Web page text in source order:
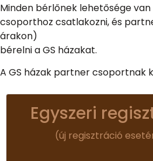
Minden bérlőnek lehetősége
csoporthoz csatlakozni, és
árakon)
bérelni a GS házakat.
A GS házak partner csoportnak
Egyszeri
(új regisztráció